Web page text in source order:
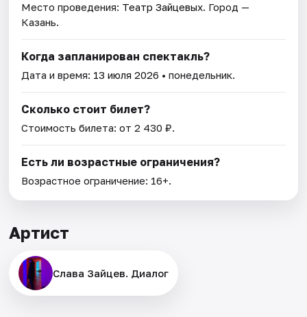
Место проведения: Театр Зайцевых. Город —
Казань.
Когда запланирован спектакль?
Дата и время: 13 июля 2026 • понедельник.
Сколько стоит билет?
Стоимость билета: от 2 430 ₽.
Есть ли возрастные ограничения?
Возрастное ограничение: 16+.
Артист
Слава Зайцев. Диалог